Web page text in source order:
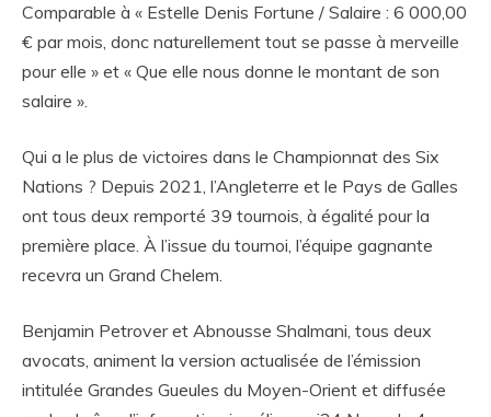
Comparable à « Estelle Denis Fortune / Salaire : 6 000,00
€ par mois, donc naturellement tout se passe à merveille
pour elle » et « Que elle nous donne le montant de son
salaire ».
Qui a le plus de victoires dans le Championnat des Six
Nations ? Depuis 2021, l’Angleterre et le Pays de Galles
ont tous deux remporté 39 tournois, à égalité pour la
première place. À l’issue du tournoi, l’équipe gagnante
recevra un Grand Chelem.
Benjamin Petrover et Abnousse Shalmani, tous deux
avocats, animent la version actualisée de l’émission
intitulée Grandes Gueules du Moyen-Orient et diffusée